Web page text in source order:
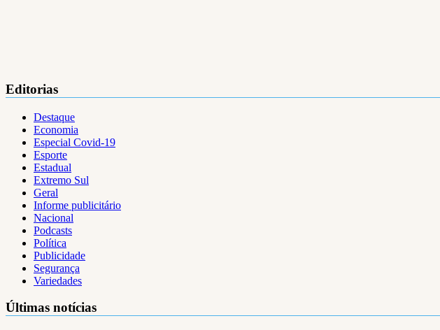
Editorias
Destaque
Economia
Especial Covid-19
Esporte
Estadual
Extremo Sul
Geral
Informe publicitário
Nacional
Podcasts
Política
Publicidade
Segurança
Variedades
Últimas notícias